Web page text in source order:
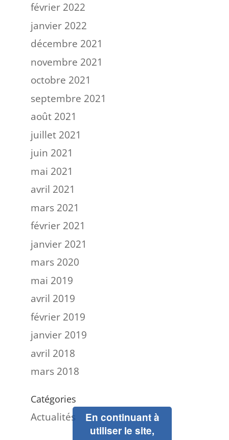
février 2022
janvier 2022
décembre 2021
novembre 2021
octobre 2021
septembre 2021
août 2021
juillet 2021
juin 2021
mai 2021
avril 2021
mars 2021
février 2021
janvier 2021
mars 2020
mai 2019
avril 2019
février 2019
janvier 2019
avril 2018
mars 2018
Catégories
Actualités
En continuant à
utiliser le site,